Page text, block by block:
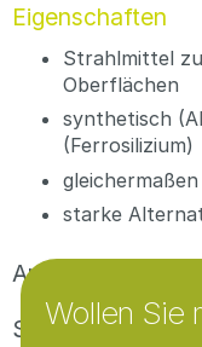
Eigenschaften
Strahlmittel
Oberflächen
synthetisch
(Ferrosilizium)
starke
Anwendungen
Strahlsysteme
Wollen Sie